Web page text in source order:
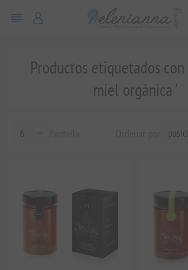
Productos etiquetados
miel orgánica '